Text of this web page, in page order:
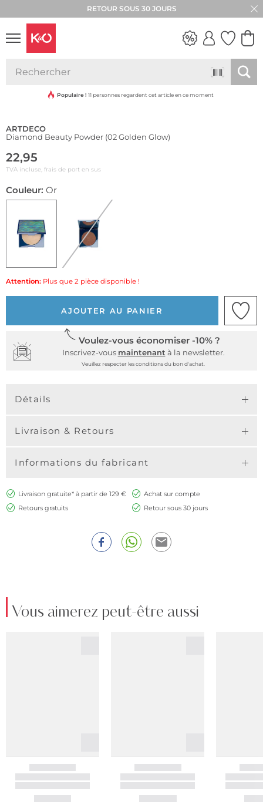
RETOUR SOUS 30 JOURS
VIBES
Populaire ! 11 personnes regardent cet article en ce moment
ARTDECO
Diamond Beauty Powder (02 Golden Glow)
22,95
TVA incluse, frais de port en sus
Couleur: Or
Attention: Plus que 2 pièce disponible !
AJOUTER AU PANIER
Voulez-vous économiser -10% ?
Inscrivez-vous maintenant à la newsletter.
Veuillez respecter les conditions du bon d'achat.
Détails
Livraison & Retours
Informations du fabricant
Livraison gratuite* à partir de 129 €
Achat sur compte
Retours gratuits
Retour sous 30 jours
Vous aimerez peut-être aussi